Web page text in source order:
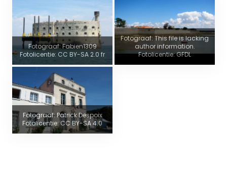
Fotograaf: Fabien1309
Fotolicentie: CC BY-SA 2.0 fr
Fotograaf: This file is lacking
author information.
Fotolicentie: GFDL
Fotograaf: Patrick Despoix
Fotolicentie: CC BY-SA 4.0